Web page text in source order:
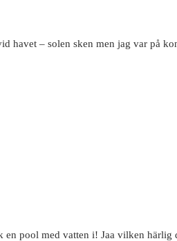
havet – solen sken men jag var på
en pool med vatten i! Jaa vilken